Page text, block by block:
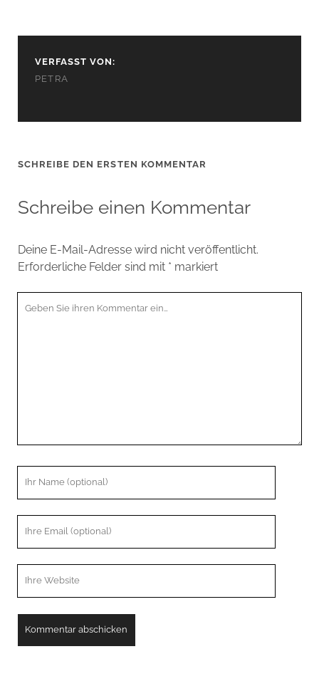
VERFASST VON:
PETRA
SCHREIBE DEN ERSTEN KOMMENTAR
Schreibe einen Kommentar
Deine E-Mail-Adresse wird nicht veröffentlicht.
Erforderliche Felder sind mit * markiert